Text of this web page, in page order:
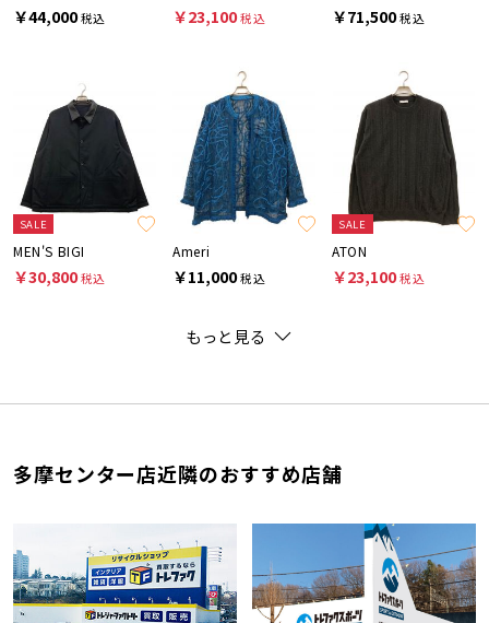
￥44,000税込 ￥23,100税込 ￥71,500税込
SALE
MEN'S BIGI
￥30,800税込
Ameri
￥11,000税込
SALE
ATON
￥23,100税込
もっと見る
多摩センター店近隣のおすすめ店舗